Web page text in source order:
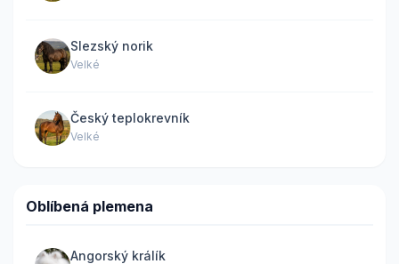
Slezský norik
Velké
Český teplokrevník
Velké
Oblíbená plemena
Angorský králík